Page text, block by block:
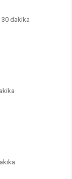
dakika